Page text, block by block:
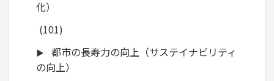
化）
(101)
都市の長寿力の向上（サステイナビリティ
の向上）